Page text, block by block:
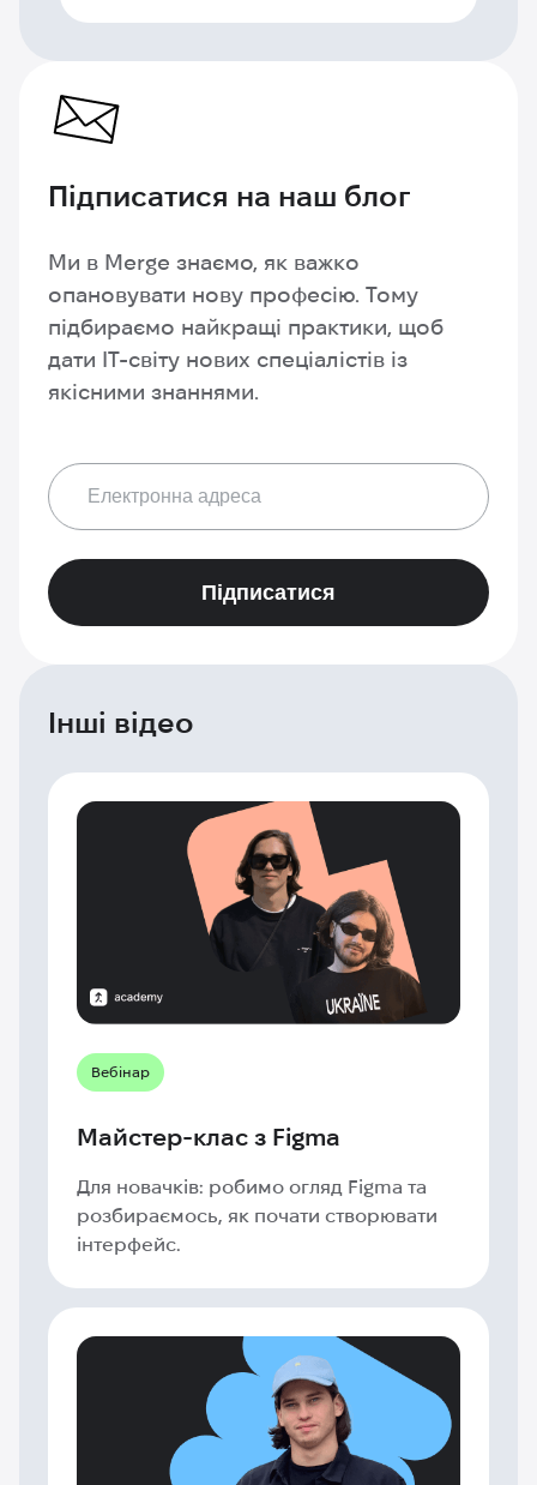
Підписатися на наш блог
Ми в Merge знаємо, як важко
опановувати нову професію. Тому
підбираємо найкращі практики, щоб
дати IT-світу нових спеціалістів із
якісними знаннями.
Підписатися
Інші відео
Вебінар
Майстер-клас з Figma
Для новачків: робимо огляд Figma та
розбираємось, як почати створювати
інтерфейс.